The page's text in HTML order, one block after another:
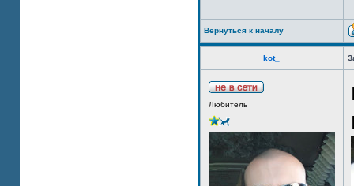
Вернуться к началу
kot_
Любитель